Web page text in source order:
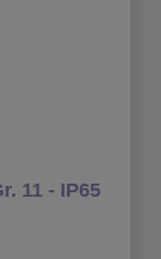
11 - IP65